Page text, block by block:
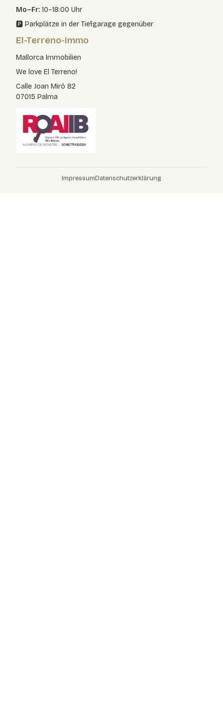
Mo–Fr: 10–18:00 Uhr
🅿️ Parkplätze in der Tiefgarage gegenüber
El-Terreno-Immo
Mallorca Immobilien
We love El Terreno!
Calle Joan Miró 82
07015 Palma
ImpressumDatenschutzerklärung